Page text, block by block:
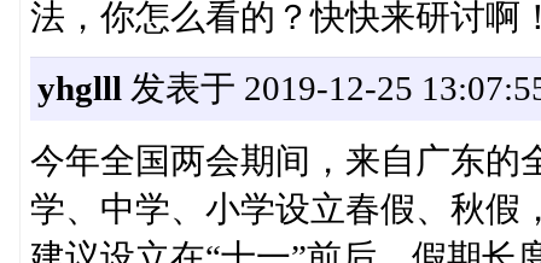
法，你怎么看的？快快来研讨啊
yhglll 发表于 2019-12-25
今年全国两会期间，来自广东的
学、中学、小学设立春假、秋假